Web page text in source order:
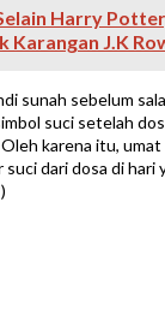
Harry
Karangan J.K
sunah sebelum
suci setelah
karena itu,
dari dosa di hari